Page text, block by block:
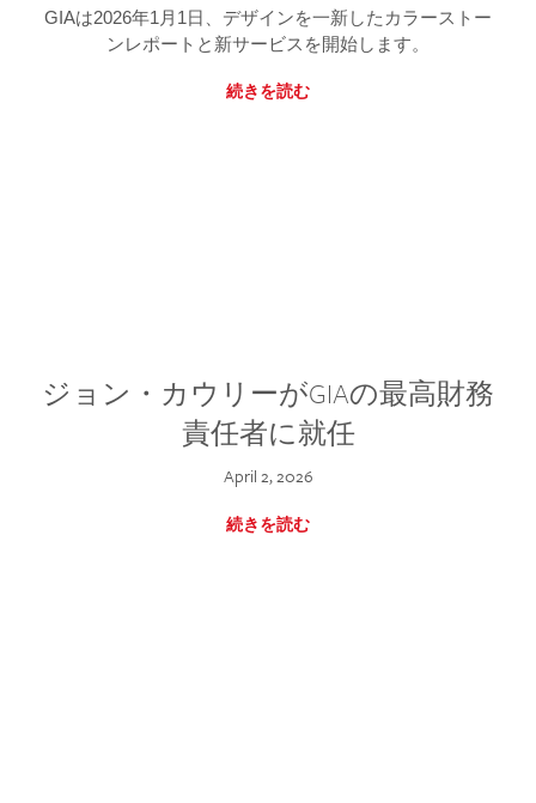
GIAは2026年1月1日、デザインを一新したカラーストー
ンレポートと新サービスを開始します。
続きを読む
ジョン・カウリーがGIAの最高財務
責任者に就任
April 2, 2026
続きを読む